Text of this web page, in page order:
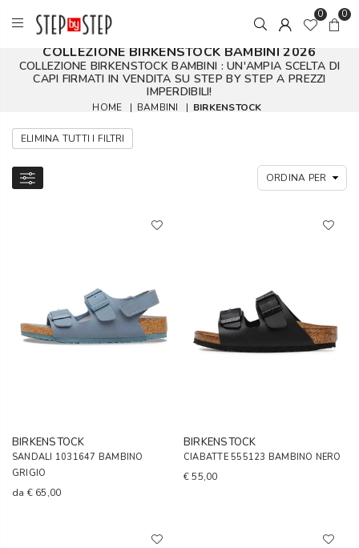
0 0
COLLEZIONE BIRKENSTOCK BAMBINI 2026
COLLEZIONE BIRKENSTOCK BAMBINI : UN'AMPIA SCELTA DI
CAPI FIRMATI IN VENDITA SU STEP BY STEP A PREZZI
IMPERDIBILI!
HOME | BAMBINI | BIRKENSTOCK
ELIMINA TUTTI I FILTRI
BIRKENSTOCK
SANDALI 1031647 BAMBINO
GRIGIO
da € 65,00
BIRKENSTOCK
CIABATTE 555123 BAMBINO NERO
€ 55,00